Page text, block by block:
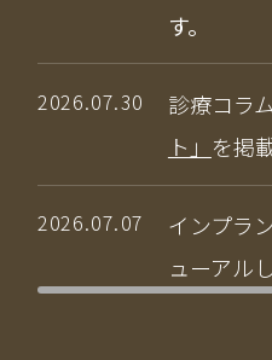
す。
2026.07.30 診療コラ
ト」 を掲
2026.07.07
インプラ
ューアル